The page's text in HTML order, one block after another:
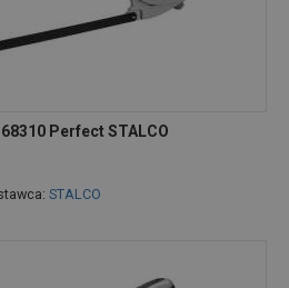
Perfect STALCO
STALCO